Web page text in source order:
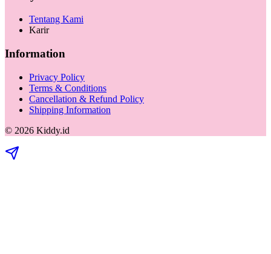
Tentang Kami
Karir
Information
Privacy Policy
Terms & Conditions
Cancellation & Refund Policy
Shipping Information
© 2026 Kiddy.id